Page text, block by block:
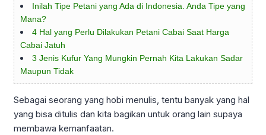
Inilah Tipe Petani yang Ada di Indonesia. Anda Tipe yang
Mana?
4 Hal yang Perlu Dilakukan Petani Cabai Saat Harga
Cabai Jatuh
3 Jenis Kufur Yang Mungkin Pernah Kita Lakukan Sadar
Maupun Tidak
Sebagai seorang yang hobi menulis, tentu banyak yang hal
yang bisa ditulis dan kita bagikan untuk orang lain supaya
membawa kemanfaatan.